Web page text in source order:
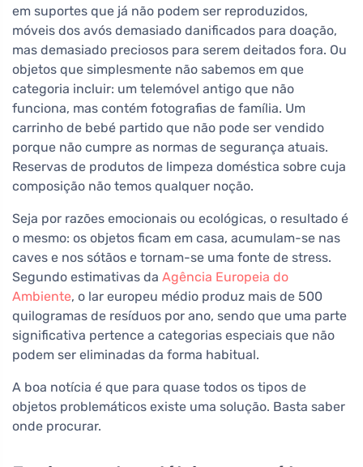
em suportes que já não podem ser reproduzidos,
móveis dos avós demasiado danificados para doação,
mas demasiado preciosos para serem deitados fora. Ou
objetos que simplesmente não sabemos em que
categoria incluir: um telemóvel antigo que não
funciona, mas contém fotografias de família. Um
carrinho de bebé partido que não pode ser vendido
porque não cumpre as normas de segurança atuais.
Reservas de produtos de limpeza doméstica sobre cuja
composição não temos qualquer noção.
Seja por razões emocionais ou ecológicas, o resultado é
o mesmo: os objetos ficam em casa, acumulam-se nas
caves e nos sótãos e tornam-se uma fonte de stress.
Segundo estimativas da Agência Europeia do
Ambiente, o lar europeu médio produz mais de 500
quilogramas de resíduos por ano, sendo que uma parte
significativa pertence a categorias especiais que não
podem ser eliminadas da forma habitual.
A boa notícia é que para quase todos os tipos de
objetos problemáticos existe uma solução. Basta saber
onde procurar.